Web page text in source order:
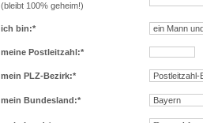
(bleibt 100% geheim!)
ich bin:*
meine Postleitzahl:*
mein PLZ-Bezirk:*
mein Bundesland:*